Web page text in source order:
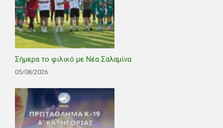
Σήμερα το φιλικό με Νέα Σαλαμίνα
05/08/2026